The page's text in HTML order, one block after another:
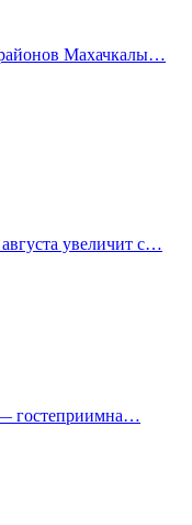
Махачкалы…
увеличит с…
гостеприимна…